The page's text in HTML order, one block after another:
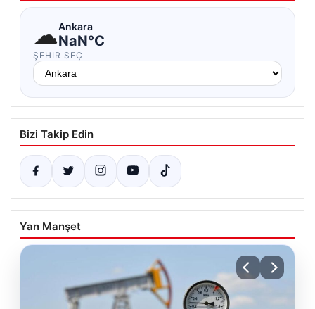
☁Ankara
NaN°C
ŞEHIR SEÇ
Bizi Takip Edin
Yan Manşet